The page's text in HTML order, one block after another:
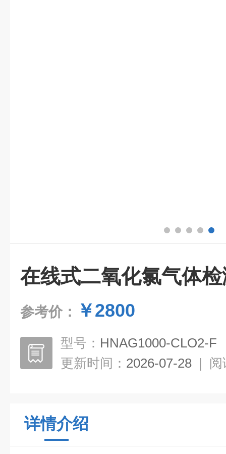
在线式二氧化氯气体
参考价： ￥2800
型号： HNAG1000-CLO2-F
更新时间： 2026-07-28 | 阅
详情介绍